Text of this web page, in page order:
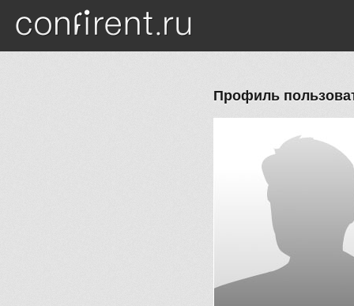
Перейти к основному содержанию
Профиль